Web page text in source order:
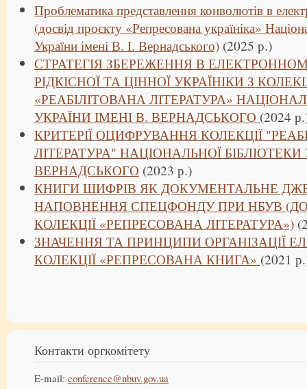
Проблематика представлення конволютів в
(досвід проєкту «Репресована україніка»
України імені В. І. Вернадського) (2025 р.)
СТРАТЕГІЯ ЗБЕРЕЖЕННЯ В
РІДКІСНОЇ ТА ЦІННОЇ УКРАЇНІКИ З
«РЕАБІЛІТОВАНА ЛІТЕРАТУРА»
УКРАЇНИ ІМЕНІ В. ВЕРНАДСЬКОГО (2024
КРИТЕРІЇ ОЦИФРУВАННЯ КОЛЕКЦІЇ
ЛІТЕРАТУРА" НАЦІОНАЛЬНОЇ БІБЛІОТЕКИ
ВЕРНАДСЬКОГО (2023 р.)
КНИГИ ШИФРІВ ЯК ДОКУМЕНТАЛЬНЕ
НАПОВНЕННЯ СПЕЦФОНДУ ПРИ НБУВ (ДО
КОЛЕКЦІЇ «РЕПРЕСОВАНА ЛІТЕРАТУРА»)
ЗНАЧЕННЯ ТА ПРИНЦИПИ ОРГАНІЗАЦІЇ
КОЛЕКЦІЇ «РЕПРЕСОВАНА КНИГА» (2021
Контакти оргкомітету
E-mail: conference@nbuv.gov.ua